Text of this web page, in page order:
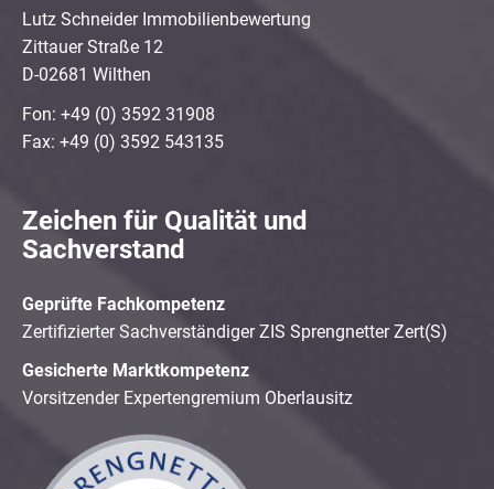
Lutz Schneider Immobilienbewertung
Zittauer Straße 12
D-02681 Wilthen
Fon: +49 (0) 3592 31908
Fax: +49 (0) 3592 543135
Zeichen für Qualität und
Sachverstand
Geprüfte Fachkompetenz
Zertifizierter Sachverständiger ZIS Sprengnetter Zert(S)
Gesicherte Marktkompetenz
Vorsitzender Expertengremium Oberlausitz